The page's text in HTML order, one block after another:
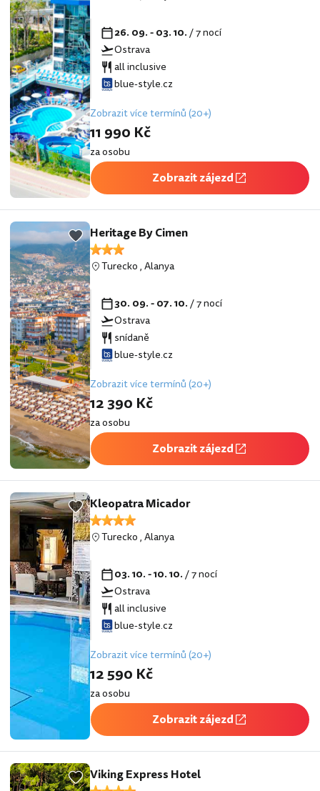
26. 09. - 03. 10./ 7 nocí
Ostrava
all inclusive
blue-style.cz
Zobrazit více termínů (20+)
11 990 Kč
za osobu
Zobrazit zájezd
Heritage By Cimen
Turecko,Alanya
30. 09. - 07. 10./ 7 nocí
Ostrava
snídaně
blue-style.cz
Zobrazit více termínů (20+)
12 390 Kč
za osobu
Zobrazit zájezd
Kleopatra Micador
Turecko,Alanya
03. 10. - 10. 10./ 7 nocí
Ostrava
all inclusive
blue-style.cz
Zobrazit více termínů (20+)
12 590 Kč
za osobu
Zobrazit zájezd
Viking Express Hotel